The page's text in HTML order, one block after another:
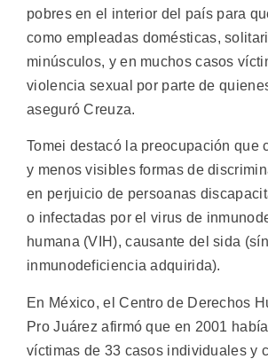
pobres en el interior del país para
como empleadas domésticas,
minúsculos, y en muchos casos
violencia sexual por parte de
aseguró Creuza.
Tomei destacó la preocupación que
y menos visibles formas de
en perjuicio de persoanas
o infectadas por el virus de
humana (VIH), causante del sida
inmunodeficiencia adquirida).
En México, el Centro de Derechos
Pro Juárez afirmó que en 2001
víctimas de 33 casos individuales y